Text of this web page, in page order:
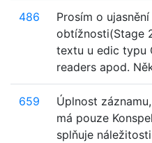
486
Prosím o
obtížnosti(Stage
textu u edic typu
readers apod.
659
Úplnost
má pouze
splňuje